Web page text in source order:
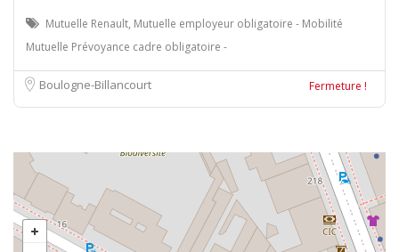
Mutuelle Renault, Mutuelle employeur obligatoire - Mobilité
Mutuelle Prévoyance cadre obligatoire -
Boulogne-Billancourt Fermeture !